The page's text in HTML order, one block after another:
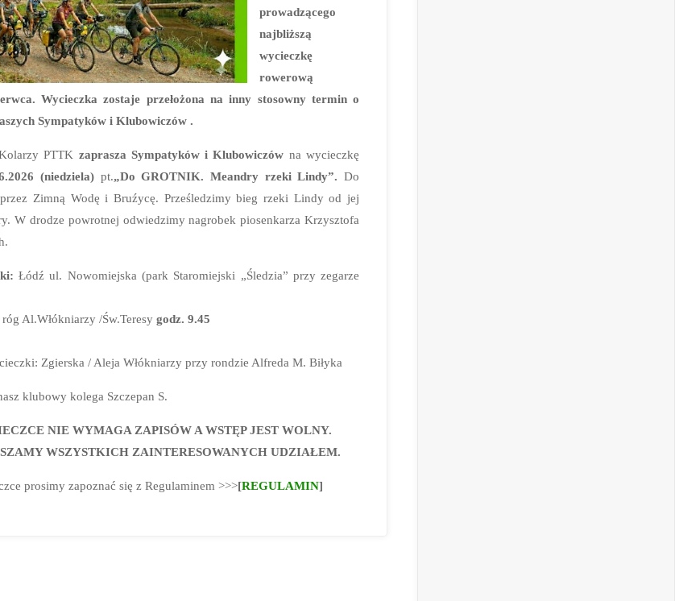
prowadzącego
najbliższą
wycieczkę
rowerową
Wycieczka zostaje przełożona na inny stosowny termin o
Sympatyków i Klubowiczów .
PTTK zaprasza Sympatyków i Klubowiczów na wycieczkę
(niedziela)pt.„Do GROTNIK. Meandry rzeki Lindy”. Do
Zimną Wodę i Bruźycę. Prześledzimy bieg rzeki Lindy od jej
W drodze powrotnej odwiedzimy nagrobek piosenkarza Krzysztofa
Łódź ul. Nowomiejska (park Staromiejski „Śledzia” przy zegarze
róg Al.Włókniarzy /Św.Teresy godz. 9.45
Zgierska / Aleja Włókniarzy przy rondzie Alfreda M. Biłyka
klubowy kolega Szczepan S.
NIE WYMAGA ZAPISÓW A WSTĘP JEST WOLNY.
WSZYSTKICH ZAINTERESOWANYCH UDZIAŁEM.
prosimy zapoznać się z Regulaminem >>>[REGULAMIN]